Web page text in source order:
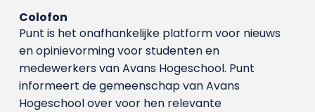
Colofon
Punt is het onafhankelijke platform voor nieuws
en opinievorming voor studenten en
medewerkers van Avans Hoge­school. Punt
informeert de gemeenschap van Avans
Hogeschool over voor hen relevante